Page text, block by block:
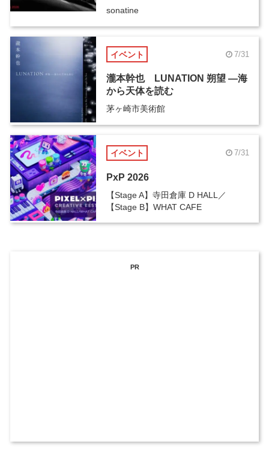
sonatine
イベント 7/31
瀧本幹也 LUNATION 朔望 ―海
から天体を読む
茅ヶ崎市美術館
イベント 7/31
PxP 2026
【Stage A】寺田倉庫 D HALL／
【Stage B】WHAT CAFE
PR